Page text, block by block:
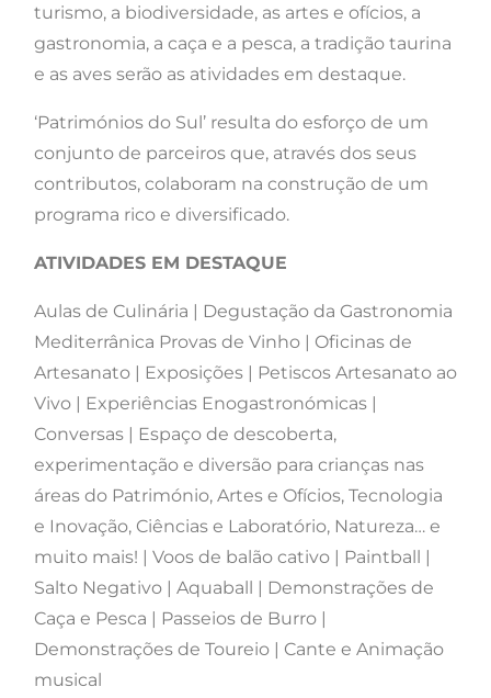
turismo, a biodiversidade, as artes e ofícios, a
gastronomia, a caça e a pesca, a tradição taurina
e as aves serão as atividades em destaque.
‘Patrimónios do Sul’ resulta do esforço de um
conjunto de parceiros que, através dos seus
contributos, colaboram na construção de um
programa rico e diversificado.
ATIVIDADES EM DESTAQUE
Aulas de Culinária | Degustação da Gastronomia
Mediterrânica Provas de Vinho | Oficinas de
Artesanato | Exposições | Petiscos Artesanato ao
Vivo | Experiências Enogastronómicas |
Conversas | Espaço de descoberta,
experimentação e diversão para crianças nas
áreas do Património, Artes e Ofícios, Tecnologia
e Inovação, Ciências e Laboratório, Natureza… e
muito mais! | Voos de balão cativo | Paintball |
Salto Negativo | Aquaball | Demonstrações de
Caça e Pesca | Passeios de Burro |
Demonstrações de Toureio | Cante e Animação
musical